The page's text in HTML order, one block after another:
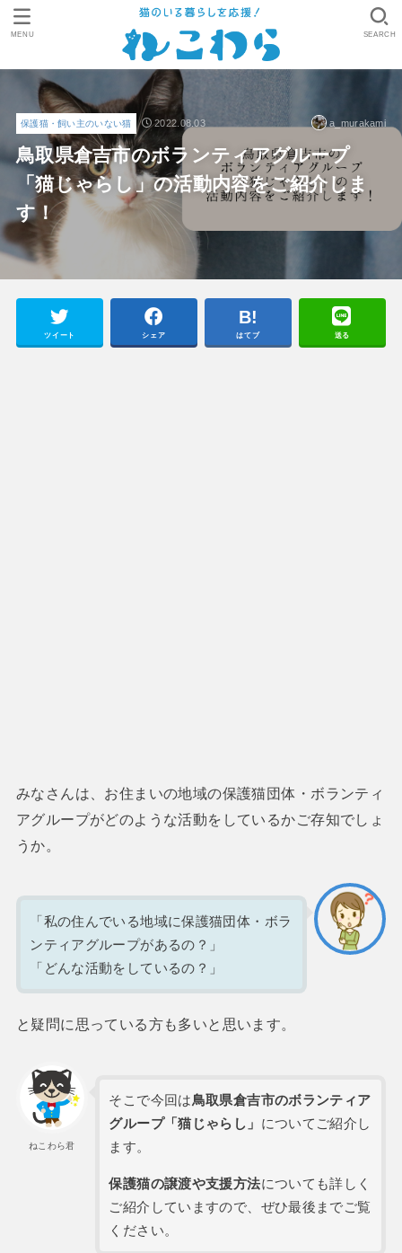
SEARCH
MENU
保護猫・飼い主のいない猫 2022.08.03 a_murakami
鳥取県倉吉市のボランティアグループ
「猫じゃらし」の活動内容をご紹介しま
す！
ツイート シェア はてブ 送る
みなさんは、お住まいの地域の保護猫団体・ボランティ
アグループがどのような活動をしているかご存知でしょ
うか。
「私の住んでいる地域に保護猫団体・ボラ
ンティアグループがあるの？」
「どんな活動をしているの？」
と疑問に思っている方も多いと思います。
ねこわら君
そこで今回は鳥取県倉吉市のボランティア
グループ「猫じゃらし」 についてご紹介し
ます。
保護猫の譲渡や支援方法についても詳しく
ご紹介していますので、ぜひ最後までご覧
ください。